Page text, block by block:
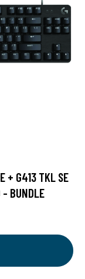
+ G413 TKL SE
- BUNDLE